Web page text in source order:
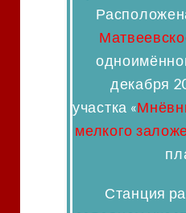
декабря
участка «
мелкого
Станция